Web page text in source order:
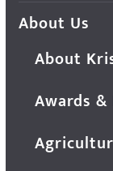
About Us
About
Awards